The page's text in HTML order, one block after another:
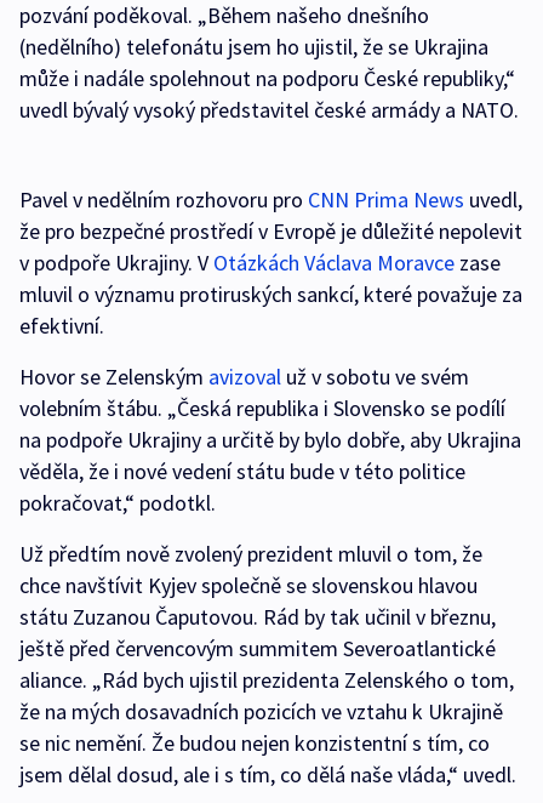
pozvání poděkoval. „Během našeho dnešního
(nedělního) telefonátu jsem ho ujistil, že se Ukrajina
může i nadále spolehnout na podporu České republiky,“
uvedl bývalý vysoký představitel české armády a NATO.
Pavel v nedělním rozhovoru pro CNN Prima News uvedl,
že pro bezpečné prostředí v Evropě je důležité nepolevit
v podpoře Ukrajiny. VOtázkách Václava Moravce zase
mluvil o významu protiruských sankcí, které považuje za
efektivní.
Hovor se Zelenským avizoval už v sobotu ve svém
volebním štábu. „Česká republika i Slovensko se podílí
na podpoře Ukrajiny a určitě by bylo dobře, aby Ukrajina
věděla, že i nové vedení státu bude v této politice
pokračovat,“ podotkl.
Už předtím nově zvolený prezident mluvil o tom, že
chce navštívit Kyjev společně se slovenskou hlavou
státu Zuzanou Čaputovou. Rád by tak učinil v březnu,
ještě před červencovým summitem Severoatlantické
aliance. „Rád bych ujistil prezidenta Zelenského o tom,
že na mých dosavadních pozicích ve vztahu k Ukrajině
se nic nemění. Že budou nejen konzistentní s tím, co
jsem dělal dosud, ale i s tím, co dělá naše vláda,“ uvedl.